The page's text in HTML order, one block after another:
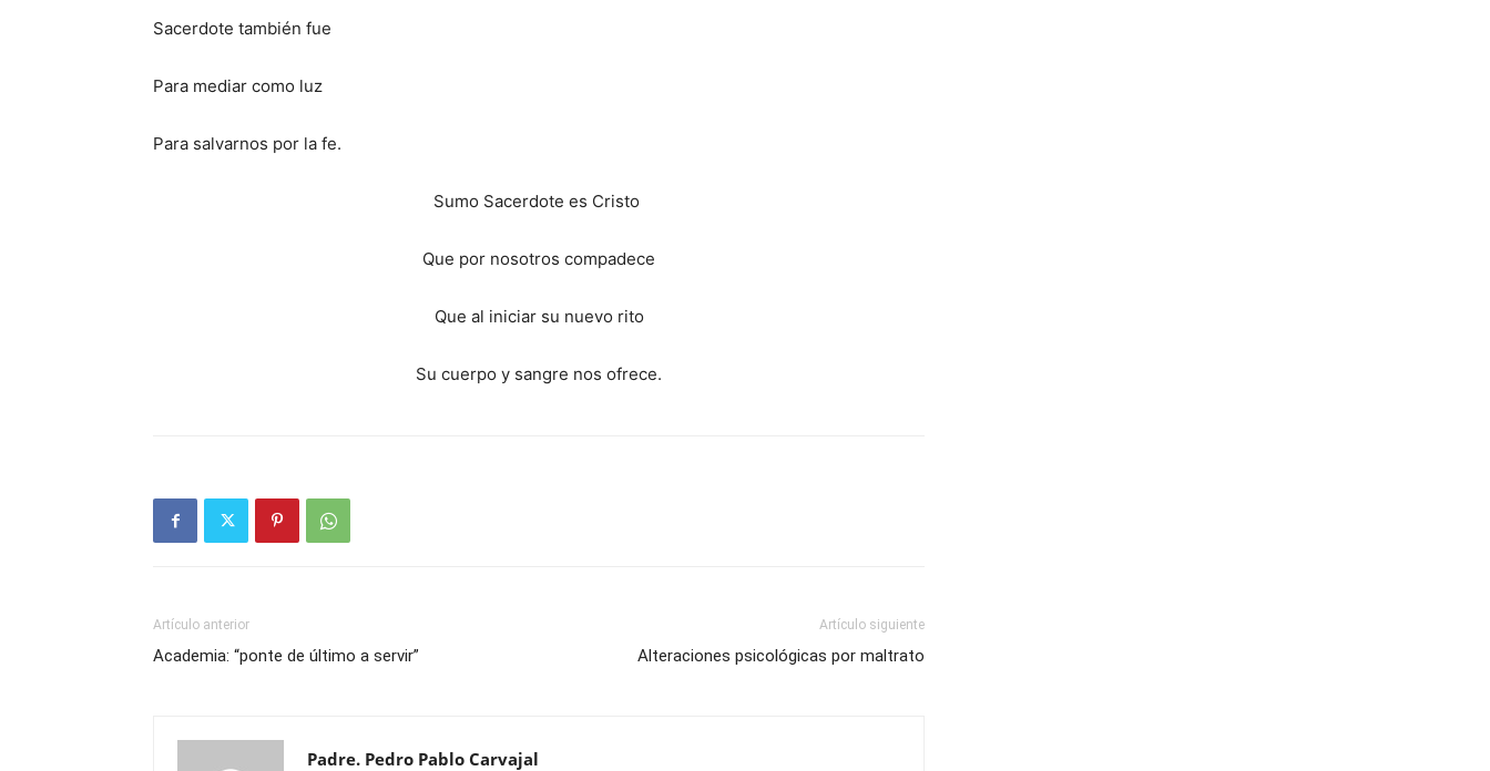
Sacerdote también fue
Para mediar como luz
Para salvarnos por la fe.
Sumo Sacerdote es Cristo
Que por nosotros compadece
Que al iniciar su nuevo rito
Su cuerpo y sangre nos ofrece.
Artículo anterior
Academia: “ponte de último a servir”
Artículo siguiente
Alteraciones psicológicas por maltrato
Padre. Pedro Pablo Carvajal